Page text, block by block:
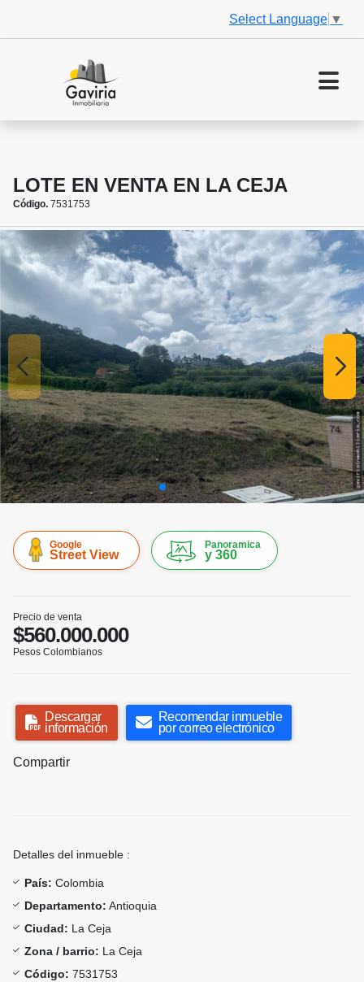
Select Language ▼
LOTE EN VENTA EN LA CEJA
Código. 7531753
Google
Street View
Panoramica
y 360
Precio de venta
$560.000.000
Pesos Colombianos
Descargar
información
Recomendar inmueble
por correo electrónico
Compartir
Detalles del inmueble :
País: Colombia
Departamento: Antioquia
Ciudad: La Ceja
Zona / barrio: La Ceja
Código: 7531753